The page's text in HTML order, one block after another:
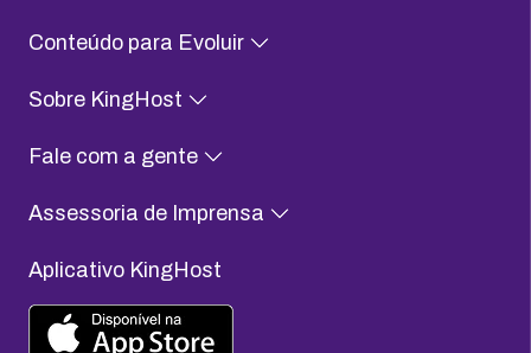
Conteúdo para Evoluir
Sobre KingHost
Fale com a gente
Assessoria de Imprensa
Aplicativo KingHost